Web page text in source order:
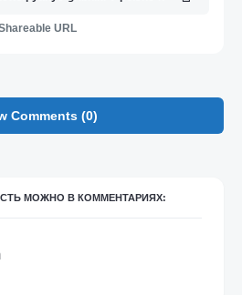
URL
Comments (0)
МОЖНО В КОММЕНТАРИЯХ: